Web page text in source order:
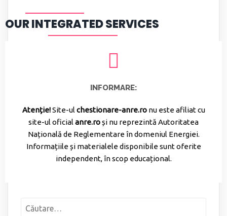
OUR INTEGRATED SERVICES
INFORMARE:
Atenție!Site-ul chestionare-anre.ronu este afiliat cu
site-ul oficial anre.roși nu reprezintă Autoritatea
Națională de Reglementare în domeniul Energiei.
Informațiile și materialele disponibile sunt oferite
independent, în scop educațional.